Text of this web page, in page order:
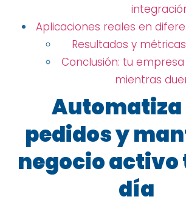
Aplicaciones reales en
Resultados y
Conclusión: tu
mientras
Automatiza
pedidos y
negocio activo
día